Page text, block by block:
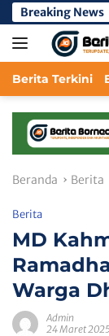
Langsung
ke
konten
Breaking News
2 Mempawah
Berita Terkini
Beranda Berita
Berita
MD
Warga
Admin
24 Maret